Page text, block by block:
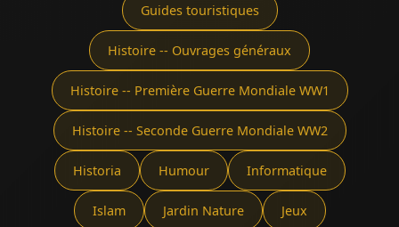
Guides touristiques
Histoire -- Ouvrages généraux
Histoire -- Première Guerre Mondiale WW1
Histoire -- Seconde Guerre Mondiale WW2
Historia Humour Informatique
Islam Jardin Nature Jeux